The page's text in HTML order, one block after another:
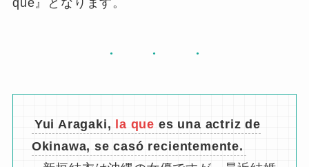
que』となります。
Yui Aragaki, la que es una actriz de
Okinawa, se casó recientemente.